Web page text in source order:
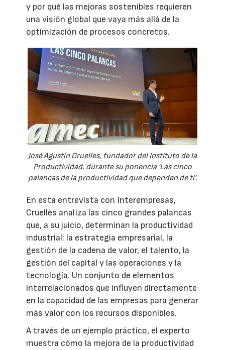
y por qué las mejoras sostenibles requieren
una visión global que vaya más allá de la
optimización de procesos concretos.
José Agustín Cruelles, fundador del Instituto de la
Productividad, durante su ponencia 'Las cinco
palancas de la productividad que dependen de ti'.
En esta entrevista con Interempresas,
Cruelles analiza las cinco grandes palancas
que, a su juicio, determinan la productividad
industrial: la estrategia empresarial, la
gestión de la cadena de valor, el talento, la
gestión del capital y las operaciones y la
tecnología. Un conjunto de elementos
interrelacionados que influyen directamente
en la capacidad de las empresas para generar
más valor con los recursos disponibles.
A través de un ejemplo práctico, el experto
muestra cómo la mejora de la productividad